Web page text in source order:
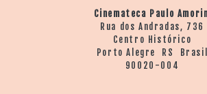
Cinemateca Paulo
Rua dos Andradas, 736
Centro Histórico
Porto Alegre RS Brasil
90020-004